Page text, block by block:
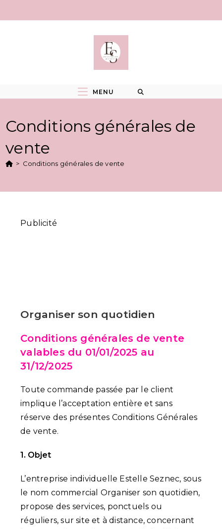
MENU
Conditions générales de
vente
> Conditions générales de vente
Publicité
Organiser son quotidien
Conditions générales de vente
valables du 01/01/2025 au
31/12/2025
Toute commande passée par le client
implique l’acceptation entière et sans
réserve des présentes Conditions Générales
de vente.
1. Objet
L’entreprise individuelle Estelle Seznec, sous
le nom commercial Organiser son quotidien,
propose des services, ponctuels ou
réguliers, sur site et à distance, concernant